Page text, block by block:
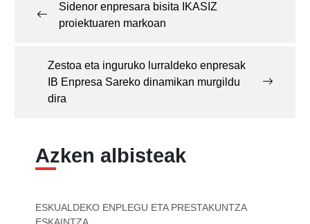
Sidenor enpresara bisita IKASIZ
proiektuaren markoan
Zestoa eta inguruko lurraldeko enpresak
IB Enpresa Sareko dinamikan murgildu
dira
Azken albisteak
ESKUALDEKO ENPLEGU ETA PRESTAKUNTZA